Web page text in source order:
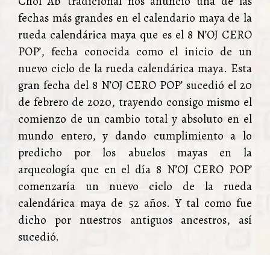
fechas más grandes en el calendario maya de la
rueda calendárica maya que es el 8 N’OJ CERO
POP’, fecha conocida como el inicio de un
nuevo ciclo de la rueda calendárica maya. Esta
gran fecha del 8 N’OJ CERO POP’ sucedió el 20
de febrero de 2020, trayendo consigo mismo el
comienzo de un cambio total y absoluto en el
mundo entero, y dando cumplimiento a lo
predicho por los abuelos mayas en la
arqueología que en el día 8 N’OJ CERO POP’
comenzaría un nuevo ciclo de la rueda
calendárica maya de 52 años. Y tal como fue
dicho por nuestros antiguos ancestros, así
sucedió.